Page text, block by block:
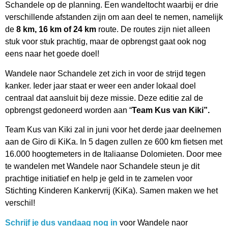
Schandele op de planning. Een wandeltocht waarbij er drie
verschillende afstanden zijn om aan deel te nemen, namelijk
de 8 km, 16 km of 24 km route. De routes zijn niet alleen
stuk voor stuk prachtig, maar de opbrengst gaat ook nog
eens naar het goede doel!
Wandele naor Schandele zet zich in voor de strijd tegen
kanker. Ieder jaar staat er weer een ander lokaal doel
centraal dat aansluit bij deze missie. Deze editie zal de
opbrengst gedoneerd worden aan “Team Kus van Kiki”.
Team Kus van Kiki zal in juni voor het derde jaar deelnemen
aan de Giro di KiKa. In 5 dagen zullen ze 600 km fietsen met
16.000 hoogtemeters in de Italiaanse Dolomieten. Door mee
te wandelen met Wandele naor Schandele steun je dit
prachtige initiatief en help je geld in te zamelen voor
Stichting Kinderen Kankervrij (KiKa). Samen maken we het
verschil!
Schrijf je dus vandaag nog in voor Wandele naor